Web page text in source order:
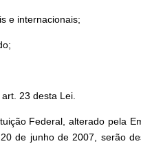
e internacionais;
23 desta Lei.
Federal, alterado pela
de junho de 2007, serão